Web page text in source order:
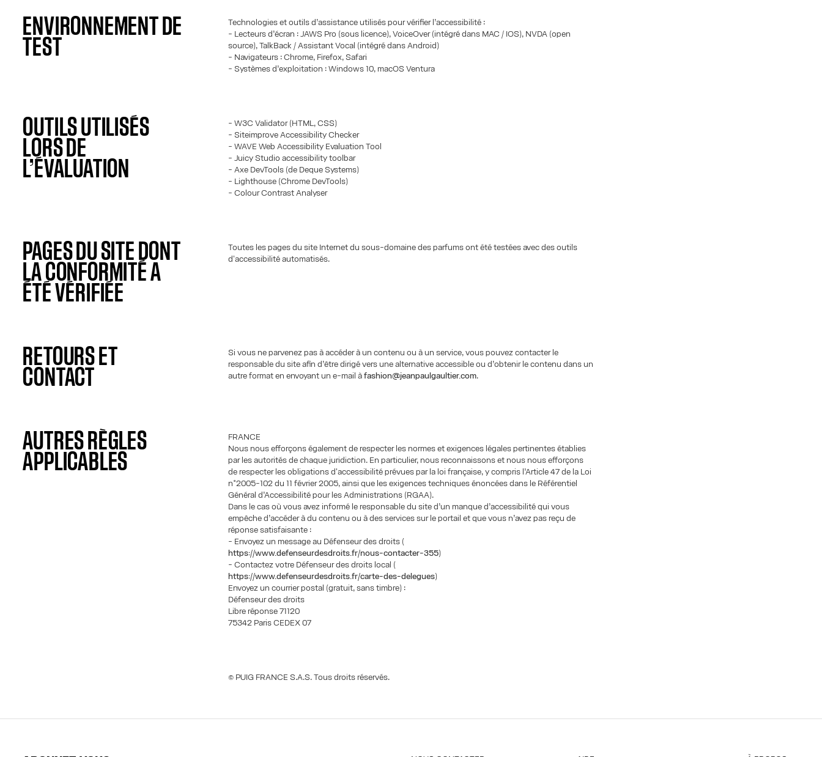
ENVIRONNEMENT DE
TEST
Technologies et outils d’assistance utilisés pour vérifier l’accessibilité :
- Lecteurs d’écran : JAWS Pro (sous licence), VoiceOver (intégré dans MAC / IOS), NVDA (open
source), TalkBack / Assistant Vocal (intégré dans Android)
- Navigateurs : Chrome, Firefox, Safari
- Systèmes d’exploitation : Windows 10, macOS Ventura
OUTILS UTILISÉS
LORS DE
L’ÉVALUATION
- W3C Validator (HTML, CSS)
- Siteimprove Accessibility Checker
- WAVE Web Accessibility Evaluation Tool
- Juicy Studio accessibility toolbar
- Axe DevTools (de Deque Systems)
- Lighthouse (Chrome DevTools)
- Colour Contrast Analyser
PAGES DU SITE DONT
LA CONFORMITÉ A
ÉTÉ VÉRIFIÉE
Toutes les pages du site Internet du sous-domaine des parfums ont été testées avec des outils
d'accessibilité automatisés.
RETOURS ET
CONTACT
Si vous ne parvenez pas à accéder à un contenu ou à un service, vous pouvez contacter le
responsable du site afin d’être dirigé vers une alternative accessible ou d’obtenir le contenu dans un
autre format en envoyant un e-mail àfashion@jeanpaulgaultier.com.
AUTRES RÈGLES
APPLICABLES
FRANCE
Nous nous efforçons également de respecter les normes et exigences légales pertinentes établies
par les autorités de chaque juridiction. En particulier, nous reconnaissons et nous nous efforçons
de respecter les obligations d'accessibilité prévues par la loi française, y compris l’Article 47 de la Loi
n°2005-102 du 11 février 2005, ainsi que les exigences techniques énoncées dans le Référentiel
Général d’Accessibilité pour les Administrations (RGAA).
Dans le cas où vous avez informé le responsable du site d’un manque d’accessibilité qui vous
empêche d’accéder à du contenu ou à des services sur le portail et que vous n’avez pas reçu de
réponse satisfaisante :
- Envoyez un message au Défenseur des droits (
https://www.defenseurdesdroits.fr/nous-contacter-355)
- Contactez votre Défenseur des droits local (
https://www.defenseurdesdroits.fr/carte-des-delegues)
Envoyez un courrier postal (gratuit, sans timbre) :
Défenseur des droits
Libre réponse 71120
75342 Paris CEDEX 07
© PUIG FRANCE S.A.S. Tous droits réservés.